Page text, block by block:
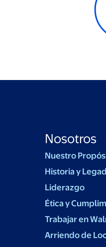
Nosotros
Nuestro
Historia y
Liderazgo
Ética y
Trabajar en
Arriendo de